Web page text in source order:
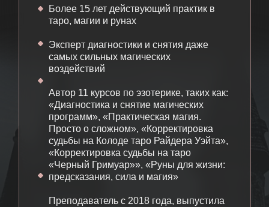
Более 15 лет действующий практик в
таро, магии и рунах
Эксперт диагностики и снятия даже
самых сильных магических
воздействий
Автор 11 курсов по эзотерике, таких как:
«‎Диагностика и снятие магических
программ», «‎Практическая магия.
Просто о сложном», «‎Корректировка
судьбы на Колоде таро Райдера Уэйта»,
«‎Корректировка судьбы на таро
«Черный Гримуар»», «‎Руны для жизни:
предсказания, сила и магия»
Преподаватель с 2018 года, выпустила